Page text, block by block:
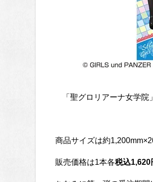
「聖グロリアーナ女学
商品サイズは約
販売価格は1本各税込1,620